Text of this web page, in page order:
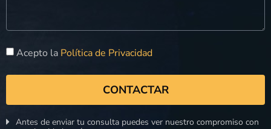
Acepto la Política de Privacidad
CONTACTAR
Antes de enviar tu consulta puedes ver nuestro compromiso con